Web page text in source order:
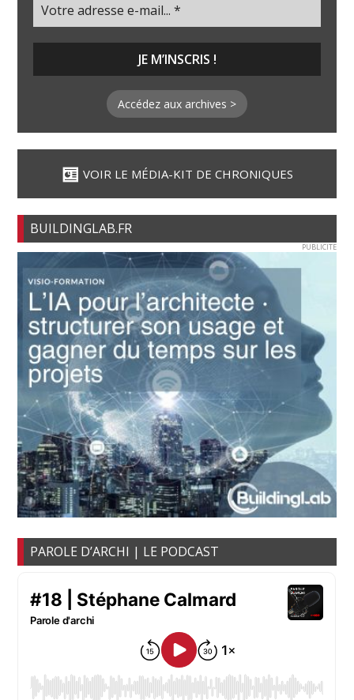
Accédez aux archives >
VOIR LE MÉDIA-KIT DE CHRONIQUES
BUILDINGLAB.FR
PUBLICITE
PAROLE D’ARCHI | LE PODCAST